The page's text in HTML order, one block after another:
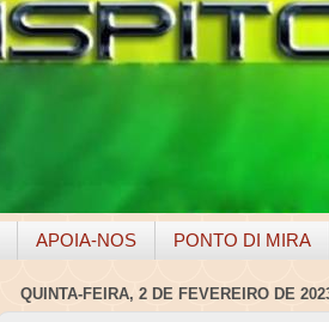
APOIA-NOS PONTO DI MIRA
QUINTA-FEIRA, 2 DE FEVEREIRO DE